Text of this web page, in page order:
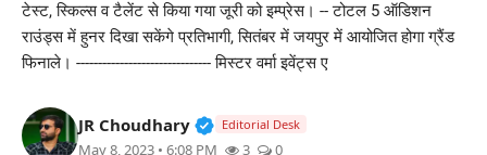
मनोरंजन
लाइफस्टाइल
खेल
टेस्ट, स्किल्स व टैलेंट से किया गया जूरी को इम्प्रेस। -- टोटल 5 ऑडिशन
राउंड्स में हुनर दिखा सकेंगे प्रतिभागी, सितंबर में जयपुर में आयोजित होगा ग्रैंड
फिनाले। ------------------------------- मिस्टर वर्मा इवेंट्स ए
JR Choudhary Verified Public Figure • 30 Mar,
Editorial Desk
May 8, 2023 • 6:08 PM 3 0